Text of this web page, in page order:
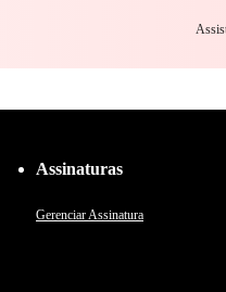
Assinaturas
Gerenciar Assinatura